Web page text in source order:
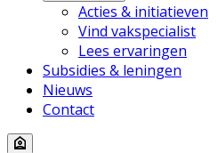
Acties & initiatieven
Vind vakspecialist
Lees ervaringen
Subsidies & leningen
Nieuws
Contact